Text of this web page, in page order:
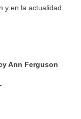
y en la actualidad.
Ann Ferguson